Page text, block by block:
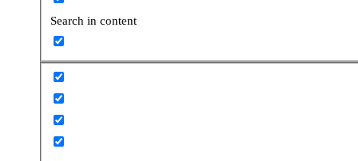
Search in content